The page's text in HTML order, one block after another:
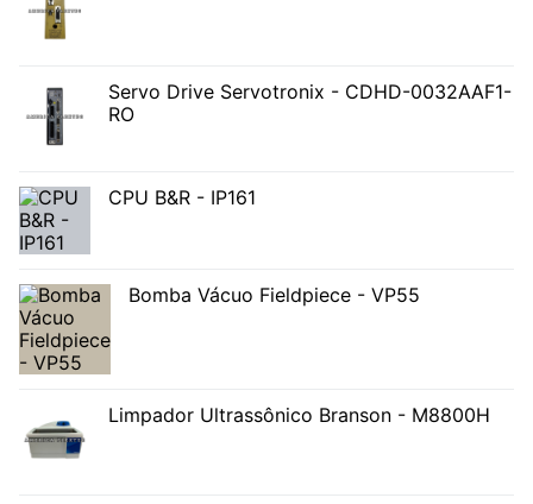
Servo Drive Servotronix - CDHD-0032AAF1-
RO
CPU B&R - IP161
Bomba Vácuo Fieldpiece - VP55
Limpador Ultrassônico Branson - M8800H